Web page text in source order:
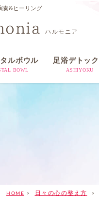
奏&ヒーリング
ハルモニア
ルボウル
BOWL
足浴デトッ
ASHIYOKU
HOME > 日々の心の整え方 >